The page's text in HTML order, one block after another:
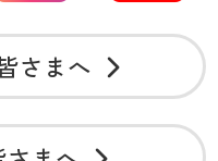
さまへ